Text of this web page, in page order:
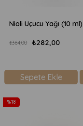
Nioli Uçucu Yağı (10 ml)
₺282,00
₺364,00
Sepete Ekle
%18